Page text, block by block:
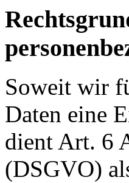
Soweit wir
Daten eine
dient Art. 6
(DSGVO)